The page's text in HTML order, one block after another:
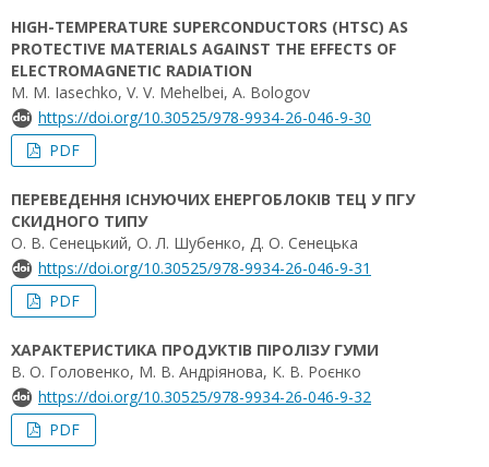
HIGH-TEMPERATURE SUPERCONDUCTORS (HTSC) AS
PROTECTIVE MATERIALS AGAINST THE EFFECTS OF
ELECTROMAGNETIC RADIATION
M. M. Iasechko, V. V. Mehelbei, A. Bologov
https://doi.org/10.30525/978-9934-26-046-9-30
PDF
ПЕРЕВЕДЕННЯ ІСНУЮЧИХ ЕНЕРГОБЛОКІВ ТЕЦ У ПГУ
СКИДНОГО ТИПУ
О. В. Сенецький, О. Л. Шубенко, Д. О. Сенецька
https://doi.org/10.30525/978-9934-26-046-9-31
PDF
ХАРАКТЕРИСТИКА ПРОДУКТІВ ПІРОЛІЗУ ГУМИ
В. О. Головенко, М. В. Андріянова, К. В. Роєнко
https://doi.org/10.30525/978-9934-26-046-9-32
PDF